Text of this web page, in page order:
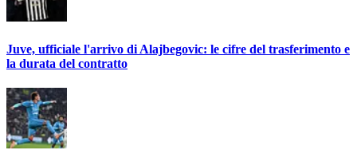
Juve, ufficiale l'arrivo di Alajbegovic: le cifre del trasferimento e
la durata del contratto